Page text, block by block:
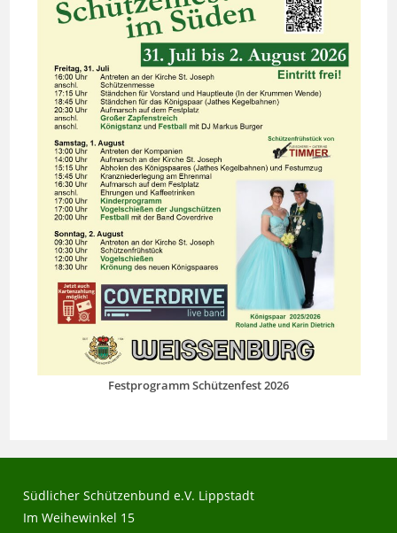
Festprogramm Schützenfest 2026
Südlicher Schützenbund e.V. Lippstadt
Im Weihewinkel 15